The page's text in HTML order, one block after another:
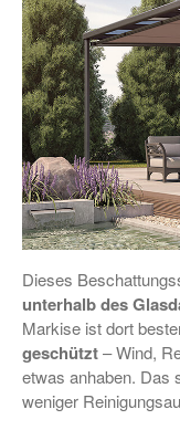
Dieses
unterhalb des
Markise ist dort
geschützt– Wind,
etwas anhaben. Das
weniger